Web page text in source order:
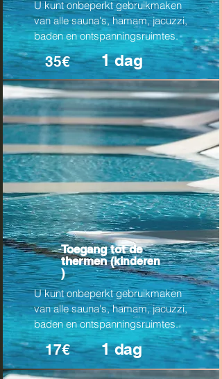
U kunt onbeperkt gebruikmaken
van alle sauna's, hamam, jacuzzi,
baden en ontspanningsruimtes.
35€ 1 dag
Toegang tot de
thermen (kinderen
)
U kunt onbeperkt gebruikmaken
van alle sauna's, hamam, jacuzzi,
baden en ontspanningsruimtes.
17€ 1 dag